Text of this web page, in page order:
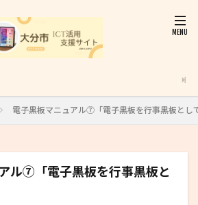
電子黒板マニュアル⑦「電子黒板を行事黒板とし
ル⑦「電子黒板を行事黒板と